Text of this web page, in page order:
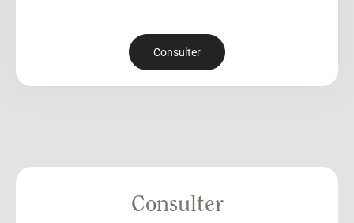
Consulter
Consulter